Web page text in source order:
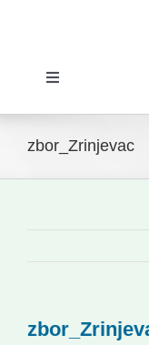
Toggle
Novosti
zbor_Zrinjevac